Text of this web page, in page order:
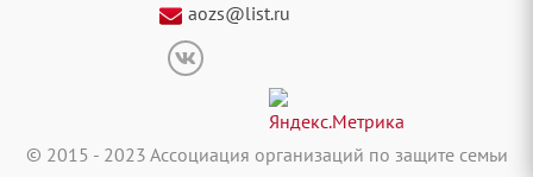
aozs@list.ru
© 2015 - 2023 Ассоциация организаций по защите семьи